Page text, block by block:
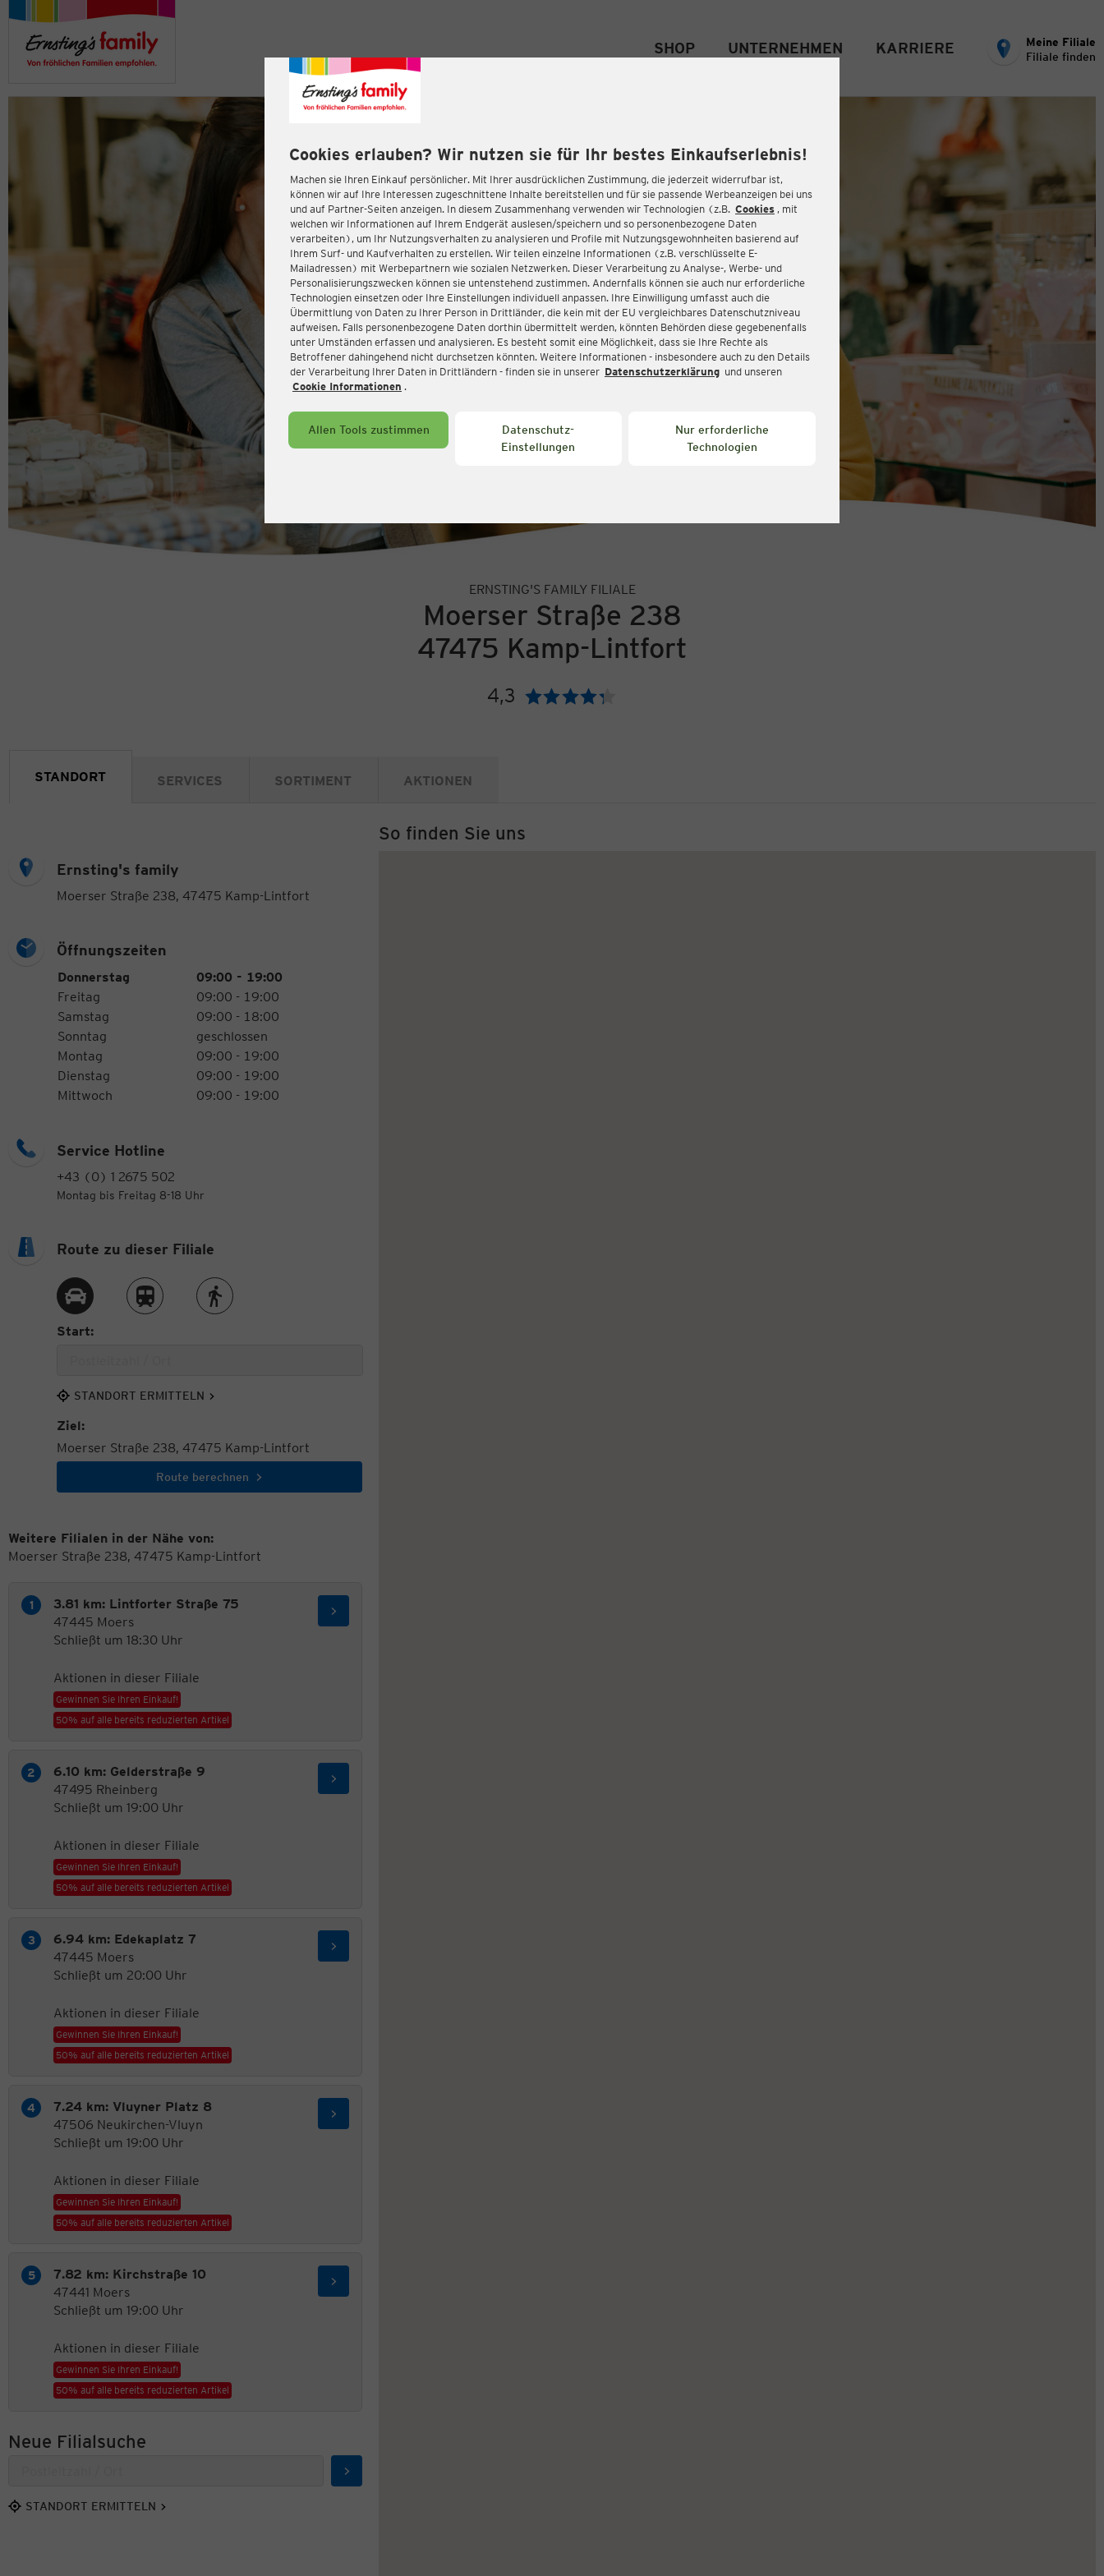
Cookies erlauben? Wir nutzen sie für Ihr bestes Einkaufserlebnis!
Machen sie Ihren Einkauf persönlicher. Mit Ihrer ausdrücklichen Zustimmung, die jederzeit widerrufbar ist,
können wir auf Ihre Interessen zugeschnittene Inhalte bereitstellen und für sie passende Werbeanzeigen bei uns
und auf Partner-Seiten anzeigen. In diesem Zusammenhang verwenden wir Technologien (z.B. Cookies , mit
welchen wir Informationen auf Ihrem Endgerät auslesen/speichern und so personenbezogene Daten
verarbeiten), um Ihr Nutzungsverhalten zu analysieren und Profile mit Nutzungsgewohnheiten basierend auf
Ihrem Surf- und Kaufverhalten zu erstellen. Wir teilen einzelne Informationen (z.B. verschlüsselte E-
Mailadressen) mit Werbepartnern wie sozialen Netzwerken. Dieser Verarbeitung zu Analyse-, Werbe- und
Personalisierungszwecken können sie untenstehend zustimmen. Andernfalls können sie auch nur erforderliche
Technologien einsetzen oder Ihre Einstellungen individuell anpassen. Ihre Einwilligung umfasst auch die
Übermittlung von Daten zu Ihrer Person in Drittländer, die kein mit der EU vergleichbares Datenschutzniveau
aufweisen. Falls personenbezogene Daten dorthin übermittelt werden, könnten Behörden diese gegebenenfalls
unter Umständen erfassen und analysieren. Es besteht somit eine Möglichkeit, dass sie Ihre Rechte als
Betroffener dahingehend nicht durchsetzen könnten. Weitere Informationen - insbesondere auch zu den Details
der Verarbeitung Ihrer Daten in Drittländern - finden sie in unserer Datenschutzerklärung und unseren
Cookie Informationen .
Allen Tools zustimmen
Datenschutz-
Einstellungen
Nur erforderliche
Technologien
SHOP UNTERNEHMEN KARRIERE
Meine Filiale
Filiale finden
ERNSTING'S FAMILY FILIALE
Moerser Straße 238
47475 Kamp-Lintfort
4,3 Bewertung:
STANDORT SERVICES SORTIMENT AKTIONEN
Ernsting's family
Moerser Straße 238, 47475 Kamp-Lintfort
Öffnungszeiten
Öffnungszeiten
WochentagUhrzeiten
Donnerstag
09:00 - 19:00
Freitag
09:00 - 19:00
Samstag
09:00 - 18:00
Sonntag
geschlossen
Montag
09:00 - 19:00
Dienstag
09:00 - 19:00
Mittwoch
09:00 - 19:00
Service Hotline
+43 (0) 1 2675 502
Montag bis Freitag 8-18 Uhr
So finden Sie uns
Route zu dieser Filiale
Route per AutoRoute per ZugRoute zu Fuß
Start:
STANDORT ERMITTELN
Ziel:
Moerser Straße 238, 47475 Kamp-Lintfort
Route berechnen
Weitere Filialen in der Nähe von:
Moerser Straße 238, 47475 Kamp-Lintfort
3.81 km: Lintforter Straße 75
47445 Moers
Schließt um 18:30 Uhr
Aktionen in dieser Filiale
Gewinnen Sie Ihren Einkauf!
50% auf alle bereits reduzierten Artikel
6.10 km: Gelderstraße 9
47495 Rheinberg
Schließt um 19:00 Uhr
Aktionen in dieser Filiale
Gewinnen Sie Ihren Einkauf!
50% auf alle bereits reduzierten Artikel
6.94 km: Edekaplatz 7
47445 Moers
Schließt um 20:00 Uhr
Aktionen in dieser Filiale
Gewinnen Sie Ihren Einkauf!
50% auf alle bereits reduzierten Artikel
7.24 km: Vluyner Platz 8
47506 Neukirchen-Vluyn
Schließt um 19:00 Uhr
Aktionen in dieser Filiale
Gewinnen Sie Ihren Einkauf!
50% auf alle bereits reduzierten Artikel
7.82 km: Kirchstraße 10
47441 Moers
Schließt um 19:00 Uhr
Aktionen in dieser Filiale
Gewinnen Sie Ihren Einkauf!
50% auf alle bereits reduzierten Artikel
Neue Filialsuche
Suchen
STANDORT ERMITTELN